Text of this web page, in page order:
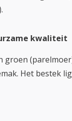
kwaliteit
groen
Het bestek